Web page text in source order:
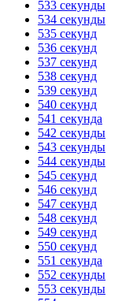
533 секунды
534 секунды
535 секунд
536 секунд
537 секунд
538 секунд
539 секунд
540 секунд
541 секунда
542 секунды
543 секунды
544 секунды
545 секунд
546 секунд
547 секунд
548 секунд
549 секунд
550 секунд
551 секунда
552 секунды
553 секунды